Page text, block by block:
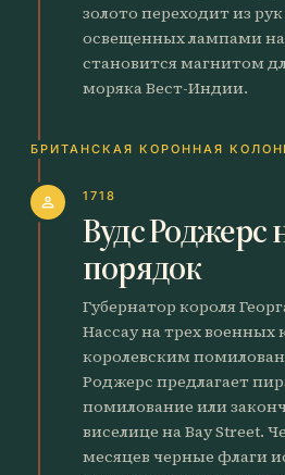
золото переходит из
освещенных лампами
становится магнитом
моряка Вест-Индии.
БРИТАНСКАЯ КОРОННАЯ
person 1718
Вудс Роджерс
порядок
Губернатор короля
Нассау на трех военных
королевским
Роджерс предлагает
помилование или
виселице на Bay Street.
месяцев черные флаги